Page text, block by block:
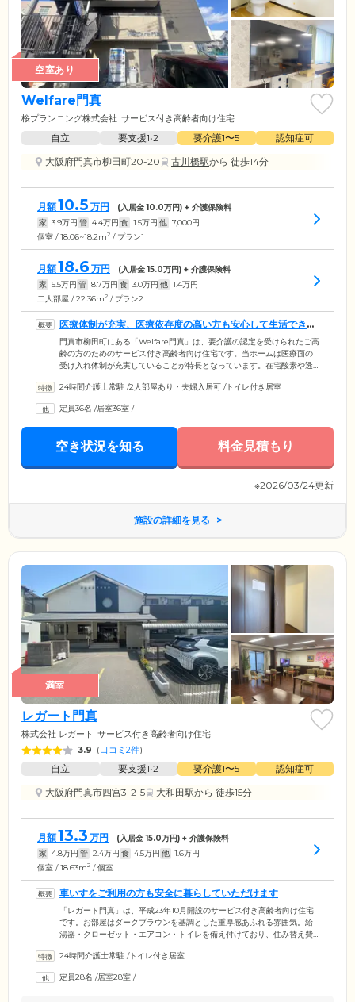
空室あり
Welfare門真
桜プランニング株式会社 サービス付き高齢者向け住宅
自立 要支援1•2 要介護1〜5
認知症可
大阪府門真市柳田町20-20
古川橋駅から 徒歩14分
月額10.5 万円 (入居金10.0万円) + 介護保険料
家 3.9万円 管 4.4万円 食 1.5万円 他 7,000円
個室 / 18.06~18.2m2 / プラン1
月額18.6 万円 (入居金15.0万円) + 介護保険料
家 5.5万円 管 8.7万円 食 3.0万円 他 1.4万円
二人部屋 / 22.36m2 / プラン2
医療体制が充実、医療依存度の高い方も安心して生活できる
環境です
門真市柳田町にある「Welfare門真」は、要介護の認定を受けられたご高
齢の方のためのサービス付き高齢者向け住宅です。当ホームは医療面の
受け入れ体制が充実していることが特長となっています。在宅酸素や透
問介護ステーションと連携体制もしっかり整えていますので、医療依存
てみなさまの日常を見守ります。また、日中のお食事などのタイミング
を利用して、毎日1回以上は安否確認を実施。安心して暮らせる環境をご
24時間介護士常駐 /2人部屋あり・夫婦入居可 /トイレ付き居室
定員36名 /居室36室 /
空き状況を知る 料金見積もり
※2026/03/24更新
施設の詳細を見る
満室
レガート門真
株式会社 レガート サービス付き高齢者向け住宅
3.9 (口コミ2件)
自立 要支援1•2 要介護1〜5
認知症可
大阪府門真市四宮3-2-5
大和田駅から 徒歩15分
月額13.3 万円 (入居金15.0万円) + 介護保険料
家 4.8万円 管 2.4万円 食 4.5万円 他 1.6万円
個室 / 18.63m2 / 個室
車いすをご利用の方も安全に暮らしていただけます
「レガート門真」は、平成23年10月開設のサービス付き高齢者向け住宅
です。お部屋はダークブラウンを基調とした重厚感あふれる雰囲気。給
湯器・クローゼット・エアコン・トイレを備え付けており、住み替え費
いす対応可能のトイレもあり、車いすや杖歩行の方でも安心して過ごせ
外食も気軽に楽しめます。1日3食のお食事は、栄養バランスに考慮した
24時間介護士常駐 /トイレ付き居室
定員28名 /居室28室 /